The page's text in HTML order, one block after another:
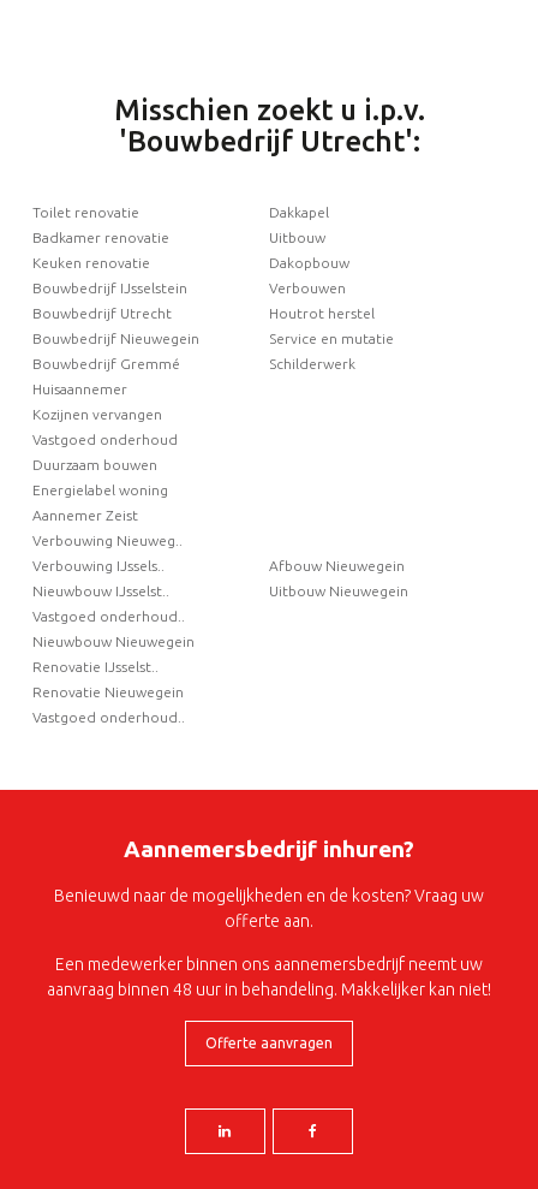
Misschien zoekt u i.p.v.
'Bouwbedrijf Utrecht':
Toilet renovatie
Badkamer renovatie
Keuken renovatie
Bouwbedrijf IJsselstein
Bouwbedrijf Utrecht
Bouwbedrijf Nieuwegein
Bouwbedrijf Gremmé
Dakkapel
Uitbouw
Dakopbouw
Verbouwen
Houtrot herstel
Service en mutatie
Schilderwerk
Huisaannemer
Kozijnen vervangen
Vastgoed onderhoud
Duurzaam bouwen
Energielabel woning
Aannemer Zeist
Verbouwing Nieuweg..
Verbouwing IJssels..
Nieuwbouw IJsselst..
Vastgoed onderhoud..
Nieuwbouw Nieuwegein
Renovatie IJsselst..
Renovatie Nieuwegein
Vastgoed onderhoud..
Afbouw Nieuwegein
Uitbouw Nieuwegein
Aannemersbedrijf inhuren?
Benieuwd naar de mogelijkheden en de kosten? Vraag uw
offerte aan.
Een medewerker binnen ons aannemersbedrijf neemt uw
aanvraag binnen 48 uur in behandeling. Makkelijker kan niet!
Offerte aanvragen